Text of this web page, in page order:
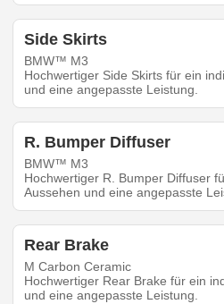
Side Skirts
BMW™ M3
Hochwertiger Side Skirts für ein
und eine angepasste Leistung.
R. Bumper Diffuser
BMW™ M3
Hochwertiger R. Bumper Diffuser
Aussehen und eine angepasste
Rear Brake
M Carbon Ceramic
Hochwertiger Rear Brake für ein
und eine angepasste Leistung.